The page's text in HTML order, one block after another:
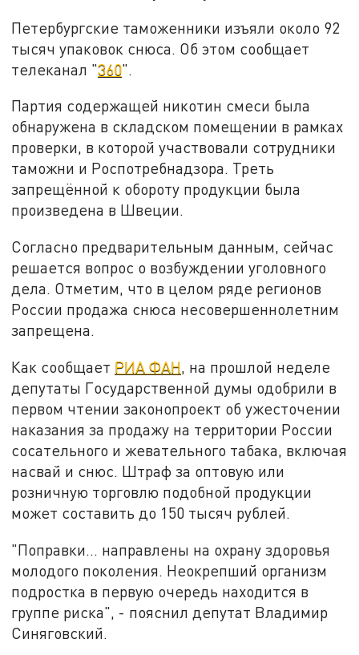
Петербургские таможенники изъяли около 92
тысяч упаковок снюса. Об этом сообщает
телеканал "360".
Партия содержащей никотин смеси была
обнаружена в складском помещении в рамках
проверки, в которой участвовали сотрудники
таможни и Роспотребнадзора. Треть
запрещённой к обороту продукции была
произведена в Швеции.
Согласно предварительным данным, сейчас
решается вопрос о возбуждении уголовного
дела. Отметим, что в целом ряде регионов
России продажа снюса несовершеннолетним
запрещена.
Как сообщает РИА ФАН, на прошлой неделе
депутаты Государственной думы одобрили в
первом чтении законопроект об ужесточении
наказания за продажу на территории России
сосательного и жевательного табака, включая
насвай и снюс. Штраф за оптовую или
розничную торговлю подобной продукции
может составить до 150 тысяч рублей.
"Поправки... направлены на охрану здоровья
молодого поколения. Неокрепший организм
подростка в первую очередь находится в
группе риска", - пояснил депутат Владимир
Синяговский.